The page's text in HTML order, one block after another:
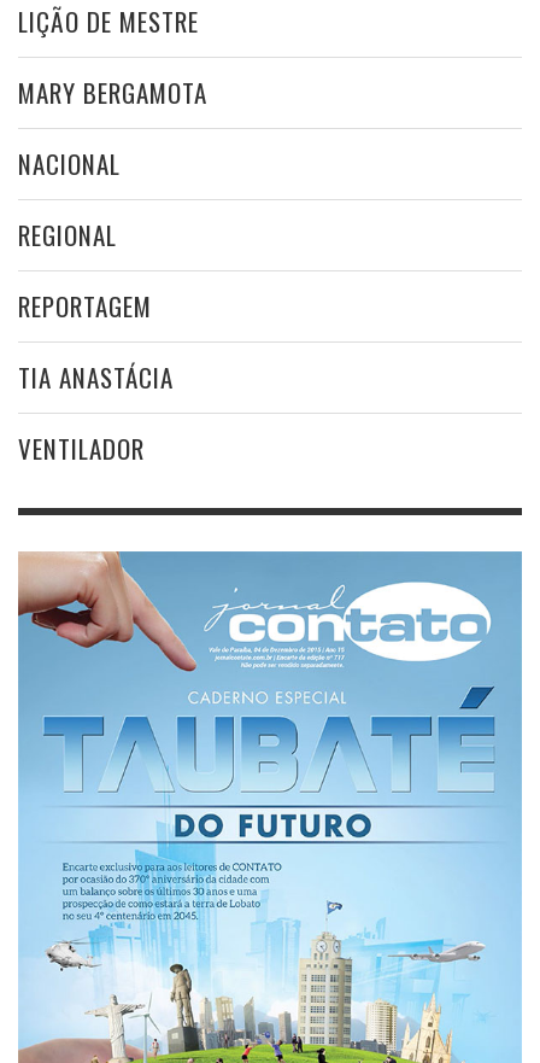
LIÇÃO DE MESTRE
MARY BERGAMOTA
NACIONAL
REGIONAL
REPORTAGEM
TIA ANASTÁCIA
VENTILADOR